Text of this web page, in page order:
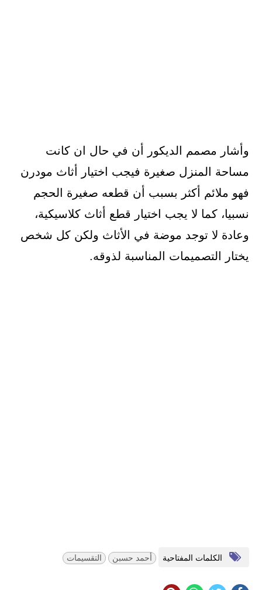
وأشار مصمم الديكور أن في حال ان كانت
مساحة المنزل صغيرة فيجب اختيار أثاث مودرن
فهو ملائم أكثر بسبب أن قطعه صغيرة الحجم
نسبيا، كما لا يجب اختيار قطع أثاث كلاسيكية،
وعادة لا توجد موضة في الأثاث ولكن كل شخص
يختار التصميمات المناسبة لذوقه.
الكلمات المفتاحية أحمد حسبن التقسيمات